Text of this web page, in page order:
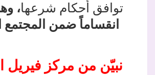
توافق أحكام شرعها،
انقساماً ضمن المجتمع
نبيّن من مركز فيريل